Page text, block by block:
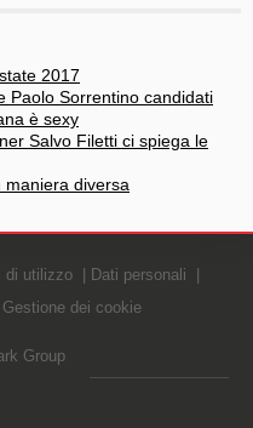
2017
Paolo Sorrentino candidati
è sexy
Salvo Filetti ci spiega le
maniera diversa
di utilizzo
Dati personali
Gestione dei cookie
Group